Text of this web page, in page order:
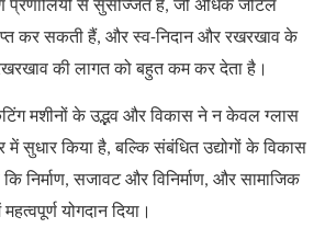
से सुसज्जित हैं, जो अधिक जटिल
कर सकती हैं, और स्व-निदान और रखरखाव के
की लागत को बहुत कम कर देता है।
मशीनों के उद्भव और विकास ने न केवल ग्लास
सुधार किया है, बल्कि संबंधित उद्योगों के विकास
निर्माण, सजावट और विनिर्माण, और सामाजिक
योगदान दिया।